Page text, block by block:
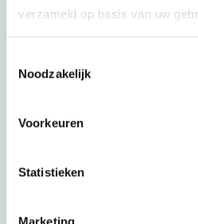
verzameld op basis van uw
Noodzakelijk
Voorkeuren
Statistieken
Marketing